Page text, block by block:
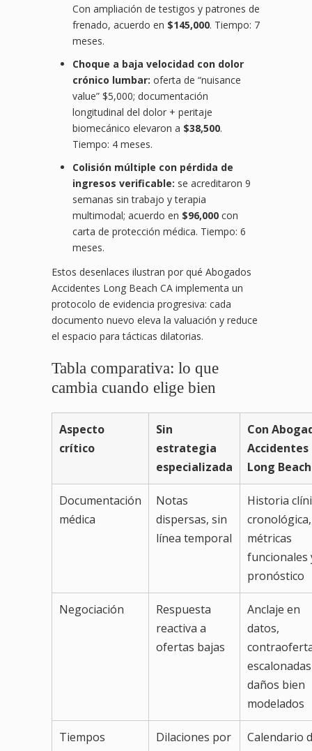
Con ampliación de testigos y patrones de
frenado, acuerdo en $145,000. Tiempo: 7
meses.
Choque a baja velocidad con dolor
crónico lumbar: oferta de “nuisance
value” $5,000; documentación
longitudinal del dolor + peritaje
biomecánico elevaron a $38,500.
Tiempo: 4 meses.
Colisión múltiple con pérdida de
ingresos verificable: se acreditaron 9
semanas sin trabajo y terapia
multimodal; acuerdo en $96,000 con
carta de protección médica. Tiempo: 6
meses.
Estos desenlaces ilustran por qué Abogados
Accidentes Long Beach CA implementa un
protocolo de evidencia progresiva: cada
documento nuevo eleva la valuación y reduce
el espacio para tácticas dilatorias.
Tabla comparativa: lo que
cambia cuando elige bien
Aspecto
crítico
Sin
estrategia
especializada
Con
Accidentes
Long
Documentación
médica
Notas
dispersas, sin
línea temporal
Historia
cronológica,
métricas
funcionales
pronóstico
Negociación
Respuesta
reactiva a
ofertas bajas
Anclaje en
datos,
daños bien
modelados
Tiempos
Dilaciones por
Calendario